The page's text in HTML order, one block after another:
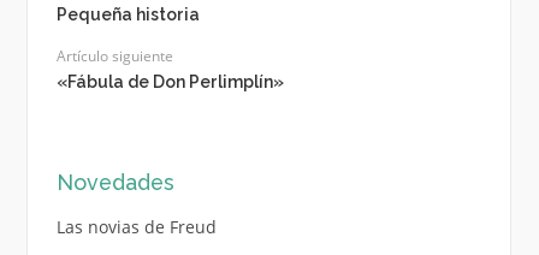
Pequeña historia
Artículo siguiente
«Fábula de Don Perlimplín»
Novedades
Las novias de Freud